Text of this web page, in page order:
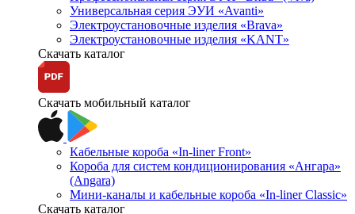
Универсальная серия ЭУИ «Avanti»
Электроустановочные изделия «Brava»
Электроустановочные изделия «KANT»
Скачать каталог
Скачать мобильный каталог
Кабельные короба «In-liner Front»
Короба для систем кондиционирования «Ангара»
(Angara)
Мини-каналы и кабельные короба «In-liner Classic»
Скачать каталог